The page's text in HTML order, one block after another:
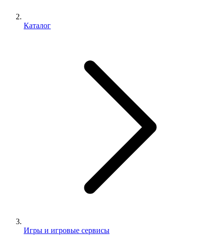
Каталог
Игры и игровые сервисы